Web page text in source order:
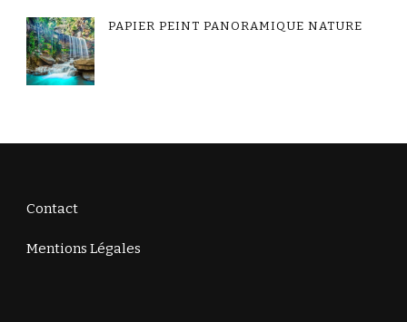
PAPIER PEINT PANORAMIQUE NATURE
Contact
Mentions Légales